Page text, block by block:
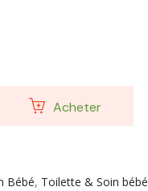
Acheter
Bébé, Toilette & Soin bébé